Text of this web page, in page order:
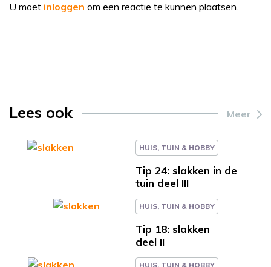
U moet inloggen om een reactie te kunnen plaatsen.
Lees ook Meer
HUIS, TUIN & HOBBY
Tip 24: slakken in de
tuin deel III
HUIS, TUIN & HOBBY
Tip 18: slakken
deel II
HUIS, TUIN & HOBBY